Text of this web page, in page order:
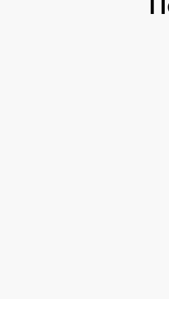
Ремонт цепи
Замена